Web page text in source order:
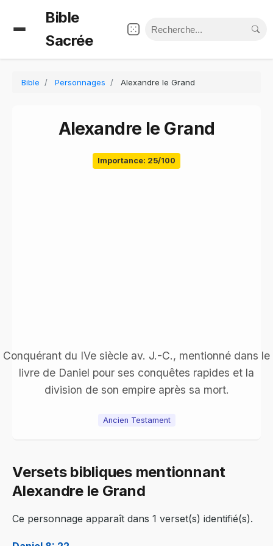
Bible
Sacrée
Bible Personnages Alexandre le Grand
Alexandre le Grand
Importance: 25/100
Conquérant du IVe siècle av. J.-C., mentionné dans le
livre de Daniel pour ses conquêtes rapides et la
division de son empire après sa mort.
Ancien Testament
Versets bibliques mentionnant
Alexandre le Grand
Ce personnage apparaît dans 1 verset(s) identifié(s).